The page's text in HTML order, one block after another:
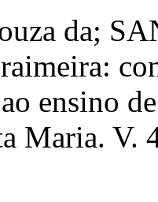
da;
ensino
Maria. V.